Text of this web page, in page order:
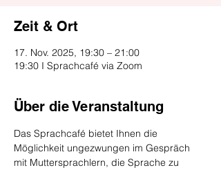
Zeit & Ort
17. Nov. 2025, 19:30 – 21:00
19:30 I Sprachcafé via Zoom
Über die Veranstaltung
Das Sprachcafé bietet Ihnen die
Möglichkeit ungezwungen im Gespräch
mit Muttersprachlern, die Sprache zu